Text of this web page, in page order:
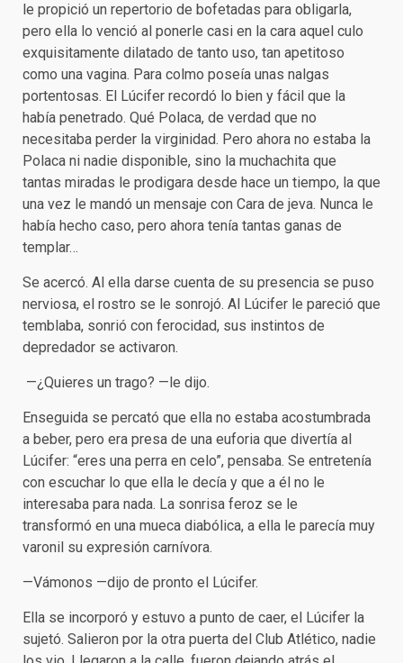
le propició un repertorio de bofetadas para obligarla,
pero ella lo venció al ponerle casi en la cara aquel culo
exquisitamente dilatado de tanto uso, tan apetitoso
como una vagina. Para colmo poseía unas nalgas
portentosas. El Lúcifer recordó lo bien y fácil que la
había penetrado. Qué Polaca, de verdad que no
necesitaba perder la virginidad. Pero ahora no estaba la
Polaca ni nadie disponible, sino la muchachita que
tantas miradas le prodigara desde hace un tiempo, la que
una vez le mandó un mensaje con Cara de jeva. Nunca le
había hecho caso, pero ahora tenía tantas ganas de
templar…
Se acercó. Al ella darse cuenta de su presencia se puso
nerviosa, el rostro se le sonrojó. Al Lúcifer le pareció que
temblaba, sonrió con ferocidad, sus instintos de
depredador se activaron.
—¿Quieres un trago? —le dijo.
Enseguida se percató que ella no estaba acostumbrada
a beber, pero era presa de una euforia que divertía al
Lúcifer: “eres una perra en celo”, pensaba. Se entretenía
con escuchar lo que ella le decía y que a él no le
interesaba para nada. La sonrisa feroz se le
transformó en una mueca diabólica, a ella le parecía muy
varonil su expresión carnívora.
—Vámonos —dijo de pronto el Lúcifer.
Ella se incorporó y estuvo a punto de caer, el Lúcifer la
sujetó. Salieron por la otra puerta del Club Atlético, nadie